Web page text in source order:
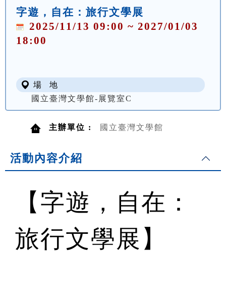
字遊，自在：旅行文學展
2025/11/13 09:00 ~ 2027/01/03
18:00
場 地
國立臺灣文學館-展覽室C
主辦單位 : 國立臺灣文學館
活動內容介紹
【字遊，自在：
旅行文學展】